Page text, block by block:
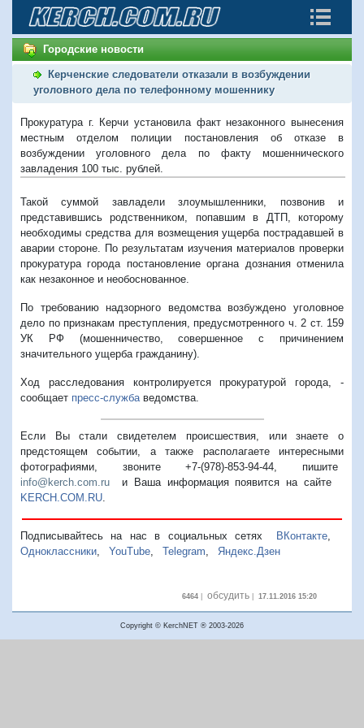
Городские новости
Керченские следователи отказали в возбуждении
уголовного дела по телефонному мошеннику
Прокуратура г. Керчи установила факт незаконного вынесения
местным отделом полиции постановления об отказе в
возбуждении уголовного дела по факту мошеннического
завладения 100 тыс. рублей.
Такой суммой завладели злоумышленники, позвонив и
представившись родственником, попавшим в ДТП, которому
необходимы средства для возмещения ущерба пострадавшей в
аварии стороне. По результатам изучения материалов проверки
прокуратура города постановление органа дознания отменила
как незаконное и необоснованное.
По требованию надзорного ведомства возбуждено уголовное
дело по признакам преступления, предусмотренного ч. 2 ст. 159
УК РФ (мошенничество, совершенное с причинением
значительного ущерба гражданину).
Ход расследования контролируется прокуратурой города, -
сообщает пресс-служба ведомства.
Если Вы стали свидетелем происшествия, или знаете о
предстоящем событии, а также располагаете интересными
фотографиями, звоните +7-(978)-853-94-44, пишите
info@kerch.com.ru и Ваша информация появится на сайте
KERCH.COM.RU
Подписывайтесь на нас в социальных сетях ВКонтакте,
Одноклассники
YouTube Telegram Яндекс.Дзен
6464| обсудить| 17.11.2016 15:20
Copyright © KerchNET ® 2003-2026